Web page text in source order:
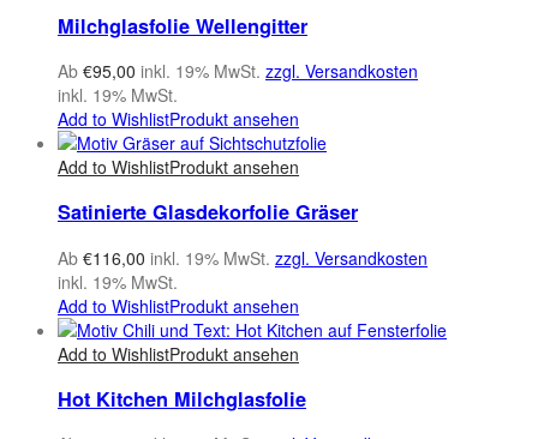
Milchglasfolie Wellengitter
Ab €95,00 inkl. 19% MwSt. zzgl. Versandkosten
inkl. 19% MwSt.
Add to WishlistProdukt ansehen
Add to WishlistProdukt ansehen
Satinierte Glasdekorfolie Gräser
Ab €116,00 inkl. 19% MwSt. zzgl. Versandkosten
inkl. 19% MwSt.
Add to WishlistProdukt ansehen
Add to WishlistProdukt ansehen
Hot Kitchen Milchglasfolie